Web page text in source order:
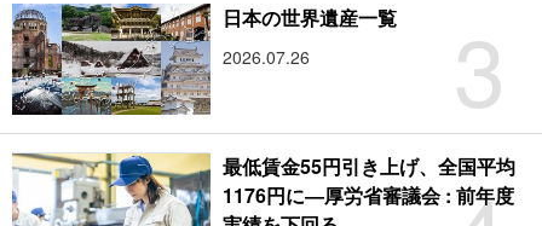
3
日本の世界遺産一覧
2026.07.26
最低賃金55円引き上げ、全国平均
1176円に―厚労省審議会 : 前年度